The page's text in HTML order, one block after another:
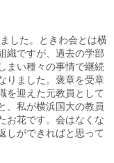
した。ときわ会とは横
織ですが、過去の学部
まい種々の事情で継続
りました。褒章を受章
を迎えた元教員として
、私が横浜国大の教員
お花です。会はなくな
しができればと思って